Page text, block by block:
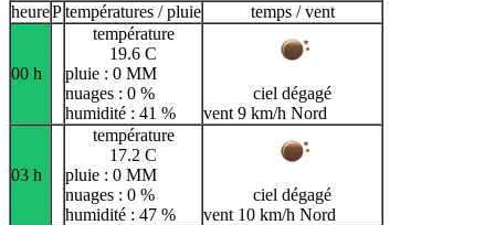
heurePtempératures / pluie temps / vent
00 h
température
19.6 C
pluie : 0 MM
nuages : 0 %
humidité : 41 %
ciel dégagé
vent 9 km/h Nord
03 h
température
17.2 C
pluie : 0 MM
nuages : 0 %
humidité : 47 %
ciel dégagé
vent 10 km/h Nord